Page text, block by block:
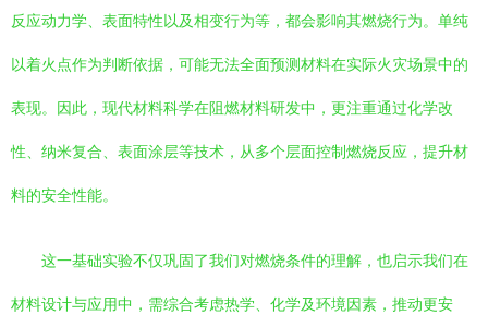
反应动力学、表面特性以及相变行为等，都会影响其燃烧行为。单纯
以着火点作为判断依据，可能无法全面预测材料在实际火灾场景中的
表现。因此，现代材料科学在阻燃材料研发中，更注重通过化学改
性、纳米复合、表面涂层等技术，从多个层面控制燃烧反应，提升材
料的安全性能。
这一基础实验不仅巩固了我们对燃烧条件的理解，也启示我们在
材料设计与应用中，需综合考虑热学、化学及环境因素，推动更安